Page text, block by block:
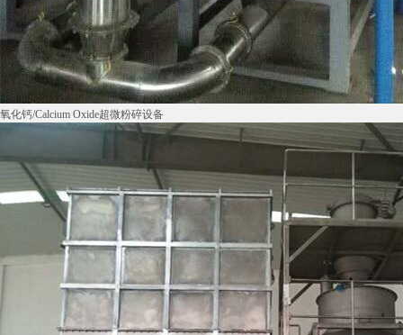
氧化钙/Calcium Oxide超微粉碎设备